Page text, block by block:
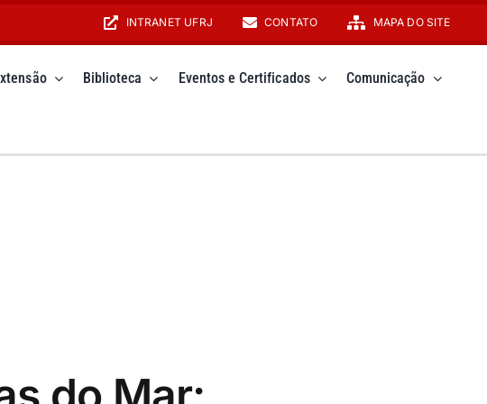
INTRANET UFRJ CONTATO MAPA DO SITE
Biblioteca Eventos e Certificados Comunicação